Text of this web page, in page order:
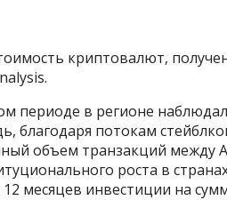
криптовалют,
периоде в регионе
благодаря потокам
объем транзакций между
роста в
месяцев инвестиции на